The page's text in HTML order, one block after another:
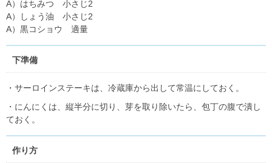
A）はちみつ 小さじ2
A）しょう油 小さじ2
A）黒コショウ 適量
下準備
・サーロインステーキは、冷蔵庫から出して常温にしておく。
・にんにくは、縦半分に切り、芽を取り除いたら、包丁の腹で潰し
ておく。
作り方